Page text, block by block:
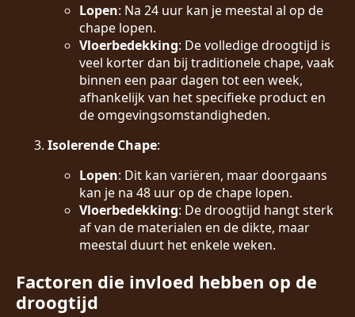
Lopen: Na 24 uur kan je meestal al op de
chape lopen.
Vloerbedekking: De volledige droogtijd is
veel korter dan bij traditionele chape, vaak
binnen een paar dagen tot een week,
afhankelijk van het specifieke product en
de omgevingsomstandigheden.
Isolerende Chape:
Lopen: Dit kan variëren, maar doorgaans
kan je na 48 uur op de chape lopen.
Vloerbedekking: De droogtijd hangt sterk
af van de materialen en de dikte, maar
meestal duurt het enkele weken.
Factoren die invloed hebben op de
droogtijd